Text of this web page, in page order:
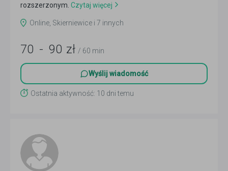
rozszerzonym. Czytaj więcej
Online, Skierniewice i 7 innych
70 - 90 zł / 60 min
Wyślij wiadomość
Ostatnia aktywność: 10 dni temu